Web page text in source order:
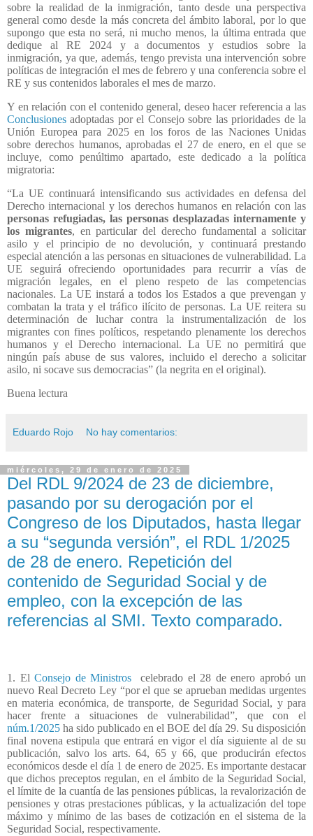
sobre la realidad de la inmigración, tanto desde una perspectiva
general como desde la más concreta del ámbito laboral, por lo que
supongo que esta no será, ni mucho menos, la última entrada que
dedique al RE 2024 y a documentos y estudios sobre la
inmigración, ya que, además, tengo prevista una intervención sobre
políticas de integración el mes de febrero y una conferencia sobre el
RE y sus contenidos laborales el mes de marzo.
Y en relación con el contenido general, deseo hacer referencia a las
Conclusiones adoptadas por el Consejo sobre las prioridades de la
Unión Europea para 2025 en los foros de las Naciones Unidas
sobre derechos humanos, aprobadas el 27 de enero, en el que se
incluye, como penúltimo apartado, este dedicado a la política
migratoria:
“La UE continuará intensificando sus actividades en defensa del
Derecho internacional y los derechos humanos en relación con las
personas refugiadas, las personas desplazadas internamente y
los migrantes, en particular del derecho fundamental a solicitar
asilo y el principio de no devolución, y continuará prestando
especial atención a las personas en situaciones de vulnerabilidad. La
UE seguirá ofreciendo oportunidades para recurrir a vías de
migración legales, en el pleno respeto de las competencias
nacionales. La UE instará a todos los Estados a que prevengan y
combatan la trata y el tráfico ilícito de personas. La UE reitera su
determinación de luchar contra la instrumentalización de los
migrantes con fines políticos, respetando plenamente los derechos
humanos y el Derecho internacional. La UE no permitirá que
ningún país abuse de sus valores, incluido el derecho a solicitar
asilo, ni socave sus democracias” (la negrita en el original).
Buena lectura
Eduardo Rojo No hay comentarios:
miércoles, 29 de enero de 2025
Del RDL 9/2024 de 23 de diciembre,
pasando por su derogación por el
Congreso de los Diputados, hasta llegar
a su “segunda versión”, el RDL 1/2025
de 28 de enero. Repetición del
contenido de Seguridad Social y de
empleo, con la excepción de las
referencias al SMI. Texto comparado.
1. El Consejo de Ministros
celebrado el 28 de enero aprobó un
nuevo Real Decreto Ley “por el que se aprueban medidas urgentes
en materia económica, de transporte, de Seguridad Social, y para
hacer frente a situaciones de vulnerabilidad”, que con el
núm.1/2025 ha sido publicado en el BOE del día 29. Su disposición
final novena estipula que entrará en vigor el día siguiente al de su
publicación, salvo los arts. 64, 65 y 66, que producirán efectos
económicos desde el día 1 de enero de 2025. Es importante destacar
que dichos preceptos regulan, en el ámbito de la Seguridad Social,
el límite de la cuantía de las pensiones públicas, la revalorización de
pensiones y otras prestaciones públicas, y la actualización del tope
máximo y mínimo de las bases de cotización en el sistema de la
Seguridad Social, respectivamente.